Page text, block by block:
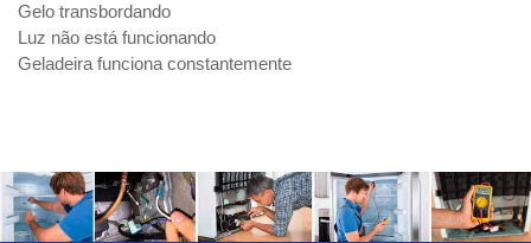
Gelo transbordando
Luz não está funcionando
Geladeira funciona constantemente